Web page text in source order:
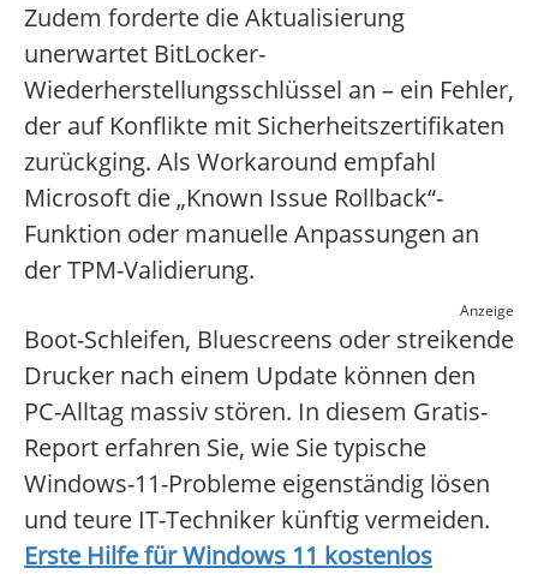
Zudem forderte die Aktualisierung
unerwartet BitLocker-
Wiederherstellungsschlüssel an – ein Fehler,
der auf Konflikte mit Sicherheitszertifikaten
zurückging. Als Workaround empfahl
Microsoft die „Known Issue Rollback“-
Funktion oder manuelle Anpassungen an
der TPM-Validierung.
Anzeige
Boot-Schleifen, Bluescreens oder streikende
Drucker nach einem Update können den
PC-Alltag massiv stören. In diesem Gratis-
Report erfahren Sie, wie Sie typische
Windows-11-Probleme eigenständig lösen
und teure IT-Techniker künftig vermeiden.
Erste Hilfe für Windows 11 kostenlos